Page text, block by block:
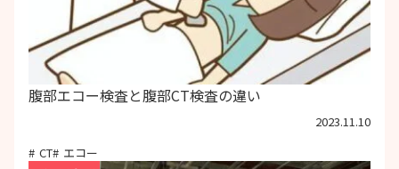
腹部エコー検査と腹部CT検査の違い
2023.11.10
CT
エコー